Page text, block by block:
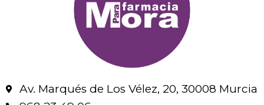
Av. Marqués de Los Vélez, 20, 30008 Murcia